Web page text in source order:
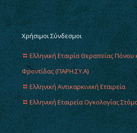
Χρήσιμοι Σύνδεσμοι
Ελληνική Εταιρία Θεραπείας Πόνου
Φροντίδας (ΠΑΡΗ.ΣΥ.Α)
Ελληνική Αντικαρκινική Εταιρεία
Ελληνική Εταιρεία Ογκολογίας